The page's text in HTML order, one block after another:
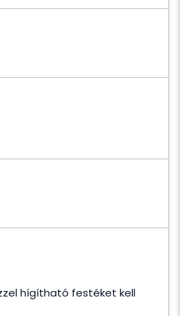
hígítható festéket kell